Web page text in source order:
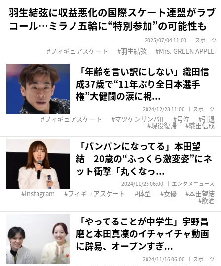
羽生結弦に収益悪化の国際スケート連盟がラブ
コール…ミラノ五輪に“特別参加”の可能性も
2025/07/04 11:00 スポーツ
フィギュアスケート 羽生結弦 Mrs. GREEN APPLE
「年齢を言い訳にしない」織田信
成37歳で“11年ぶり全日本選手
権”大健闘の涙に視...
2024/12/23 11:00 スポーツ
フィギュアスケート マツケンサンバII 号泣 引退
現役復帰 織田信成
「パンパンになってる」本田望
結 20歳の“ふっくら激変姿”にネ
ット衝撃「丸くなっ...
2024/11/23 06:00 エンタメニュース
Instagram フィギュアスケート 体型 女優 本田望結
飲酒
「やってることが中学生」宇野昌
磨と本田真凜のイチャイチャ動画
に辟易、オープンすぎ...
2024/11/16 06:00 スポーツ